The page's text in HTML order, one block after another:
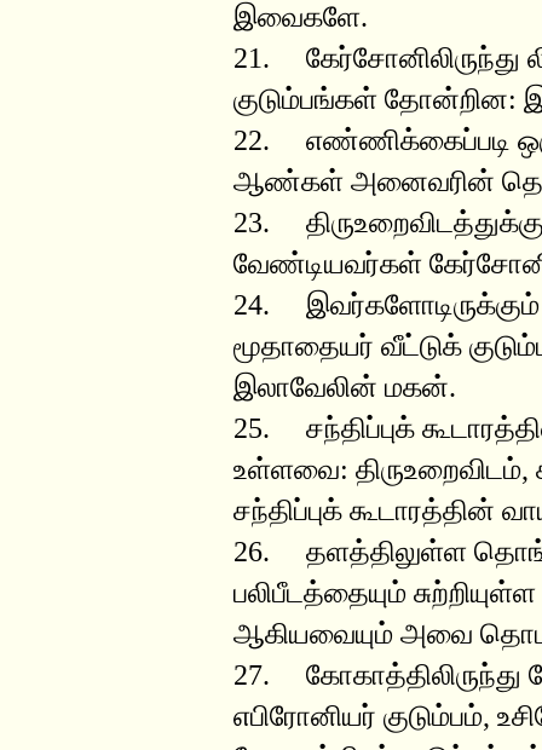
இவைகளே.
21. கேர்சோனிலிருந்து
குடும்பங்கள் தோன்றின:
22. எண்ணிக்கைப்படி
ஆண்கள் அனைவரின்
23.
வேண்டியவர்கள்
24. இவர்களோடிருக்கும்
மூதாதையர் வீட்டுக்
இலாவேலின் மகன்.
25. சந்திப்புக்
உள்ளவை:
சந்திப்புக் கூடாரத்தின்
26. தளத்திலுள்ள
பலிபீடத்தையும்
ஆகியவையும் அவை
27. கோகாத்திலிருந்து
எபிரோனியர் குடும்பம்,